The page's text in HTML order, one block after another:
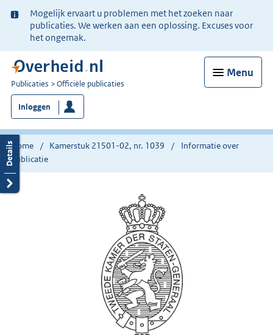
Ter
informatie:
Mogelijk ervaart u problemen met het zoeken naar
publicaties. We werken aan een oplossing. Excuses voor
het ongemak.
Menu
U
bent
nu
hier:
Publicaties Officiële publicaties
Inloggen
Home Kamerstuk 21501-02, nr. 1039
Informatie over
publicatie